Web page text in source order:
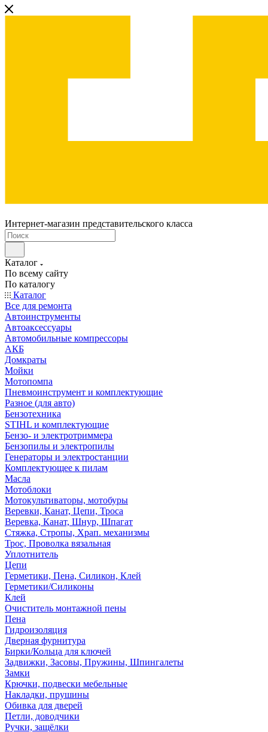
Интернет-магазин представительского класса
Каталог
По всему сайту
По каталогу
Каталог
Все для ремонта
Автоинструменты
Автоаксессуары
Автомобильные компрессоры
АКБ
Домкраты
Мойки
Мотопомпа
Пневмоинструмент и комплектующие
Разное (для авто)
Бензотехника
STIHL и комплектующие
Бензо- и электротриммера
Бензопилы и электропилы
Генераторы и электростанции
Комплектующее к пилам
Масла
Мотоблоки
Мотокультиваторы, мотобуры
Веревки, Канат, Цепи, Троса
Веревка, Канат, Шнур, Шпагат
Стяжка, Стропы, Храп. механизмы
Трос, Проволка вязальная
Уплотнитель
Цепи
Герметики, Пена, Силикон, Клей
Герметики/Силиконы
Клей
Очиститель монтажной пены
Пена
Гидроизоляция
Дверная фурнитура
Бирки/Кольца для ключей
Задвижки, Засовы, Пружины, Шпингалеты
Замки
Крючки, подвески мебельные
Накладки, прушины
Обивка для дверей
Петли, доводчики
Ручки, защёлки